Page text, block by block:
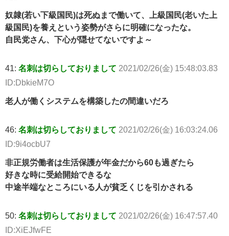
奴隷(若い下級国民)は死ぬまで働いて、上級国民(老いた上
級国民)を養えという姿勢がさらに明確になったな。
自民党さん、下心が隠せてないですよ～
41: 名刺は切らしておりまして 2021/02/26(金) 15:48:03.83
ID:DbkieM7O
老人が働くシステムを構築したの間違いだろ
46: 名刺は切らしておりまして 2021/02/26(金) 16:03:24.06
ID:9i4ocbU7
非正規労働者は生活保護が年金だから60も過ぎたら
好きな時に受給開始できるな
中途半端なところにいる人が貧乏くじを引かされる
50: 名刺は切らしておりまして 2021/02/26(金) 16:47:57.40
ID:XiEJfwFE